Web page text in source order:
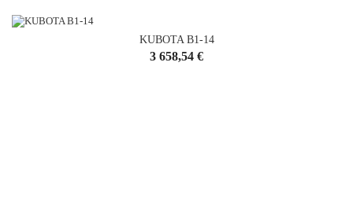
KUBOTA B1-14
Cena
3 658,54 €